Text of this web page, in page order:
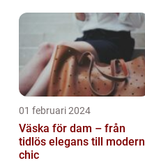
01 februari 2024
Väska för dam – från
tidlös elegans till modern
chic